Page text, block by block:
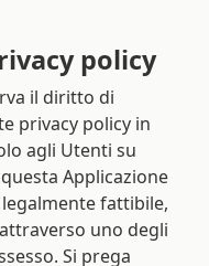
policy
il diritto di
privacy policy in
agli Utenti su
Applicazione
fattibile,
uno degli
Si prega